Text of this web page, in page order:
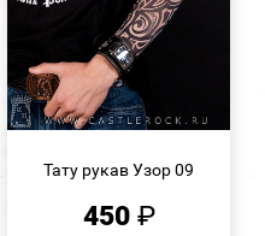
Тату рукав Узор 09
450 ₽